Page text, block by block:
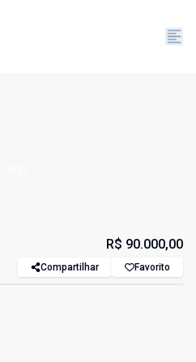
R$ 90.000,00
Compartilhar Favorito